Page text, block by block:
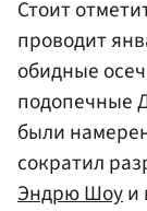
Стоит
проводит
обидные
подопечные
были
сократил
Эндрю Шоуи